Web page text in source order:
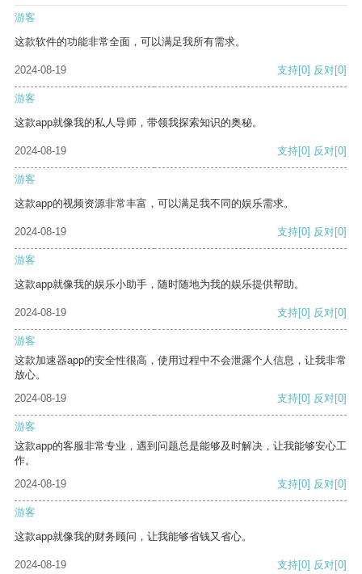
游客
这款软件的功能非常全面，可以满足我所有需求。
2024-08-19 支持[0] 反对[0]
游客
这款app就像我的私人导师，带领我探索知识的奥秘。
2024-08-19 支持[0] 反对[0]
游客
这款app的视频资源非常丰富，可以满足我不同的娱乐需求。
2024-08-19 支持[0] 反对[0]
游客
这款app就像我的娱乐小助手，随时随地为我的娱乐提供帮助。
2024-08-19 支持[0] 反对[0]
游客
这款加速器app的安全性很高，使用过程中不会泄露个人信息，让我非常
放心。
2024-08-19
支持[0] 反对[0]
游客
这款app的客服非常专业，遇到问题总是能够及时解决，让我能够安心工
作。
2024-08-19
支持[0] 反对[0]
游客
这款app就像我的财务顾问，让我能够省钱又省心。
2024-08-19 支持[0] 反对[0]